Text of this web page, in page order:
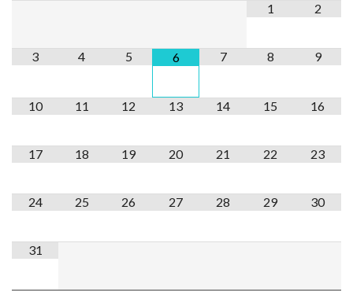
1
2
3 4 5 6 7 8 9
10 11 12 13 14 15 16
17 18 19 20 21 22 23
24 25 26 27 28 29 30
31